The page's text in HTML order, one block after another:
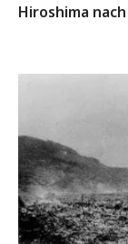
Hiroshima